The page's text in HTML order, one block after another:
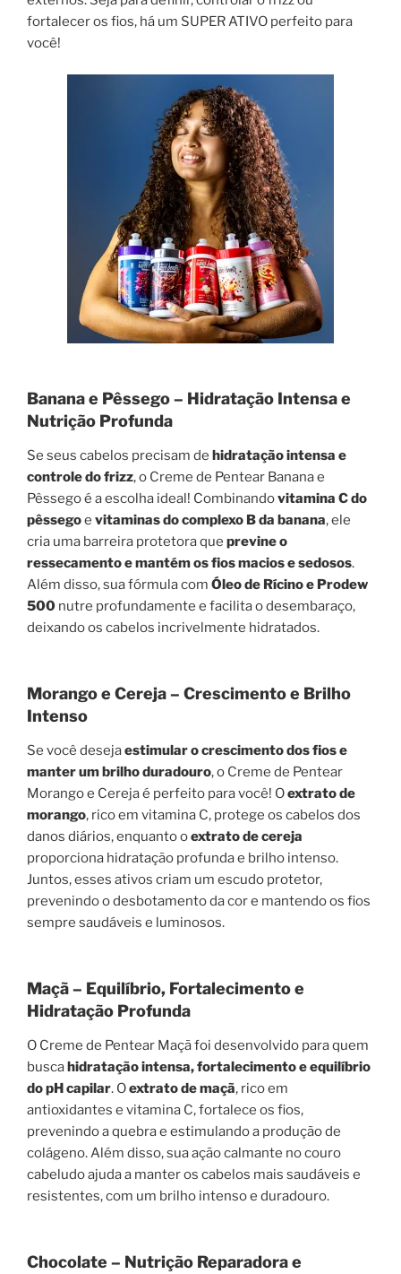
fortalecer os fios, há um SUPER ATIVO perfeito para
você!
Banana e Pêssego – Hidratação Intensa e
Nutrição Profunda
Se seus cabelos precisam de hidratação intensa e
controle do frizz, o Creme de Pentear Banana e
Pêssego é a escolha ideal! Combinandovitamina C do
pêssegoe vitaminas do complexo B da banana, ele
cria uma barreira protetora que previne o
ressecamento e mantém os fios macios e sedosos.
Além disso, sua fórmula com Óleo de Rícino e Prodew
500 nutre profundamente e facilita o desembaraço,
deixando os cabelos incrivelmente hidratados.
Morango e Cereja – Crescimento e Brilho
Intenso
Se você desejaestimular o crescimento dos fios e
manter um brilho duradouro, o Creme de Pentear
Morango e Cereja é perfeito para você! Oextrato de
morango, rico em vitamina C, protege os cabelos dos
danos diários, enquanto oextrato de cereja
proporciona hidratação profunda e brilho intenso.
Juntos, esses ativos criam um escudo protetor,
prevenindo o desbotamento da cor e mantendo os fios
sempre saudáveis e luminosos.
Maçã – Equilíbrio, Fortalecimento e
Hidratação Profunda
O Creme de Pentear Maçã foi desenvolvido para quem
buscahidratação intensa, fortalecimento e equilíbrio
do pH capilar. Oextrato de maçã, rico em
antioxidantes e vitamina C, fortalece os fios,
prevenindo a quebra e estimulando a produção de
colágeno. Além disso, sua ação calmante no couro
cabeludo ajuda a manter os cabelos mais saudáveis e
resistentes, com um brilho intenso e duradouro.
Chocolate – Nutrição Reparadora e